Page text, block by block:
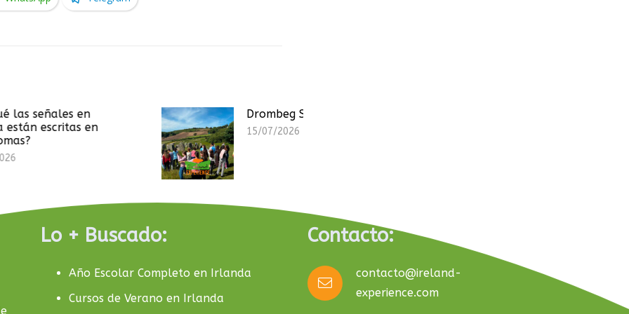
Drombeg Stone Circle
15/07/2026
Lo + Buscado:
Año Escolar Completo en Irlanda
Cursos de Verano en Irlanda
Contacto:
contacto@ireland-
experience.com